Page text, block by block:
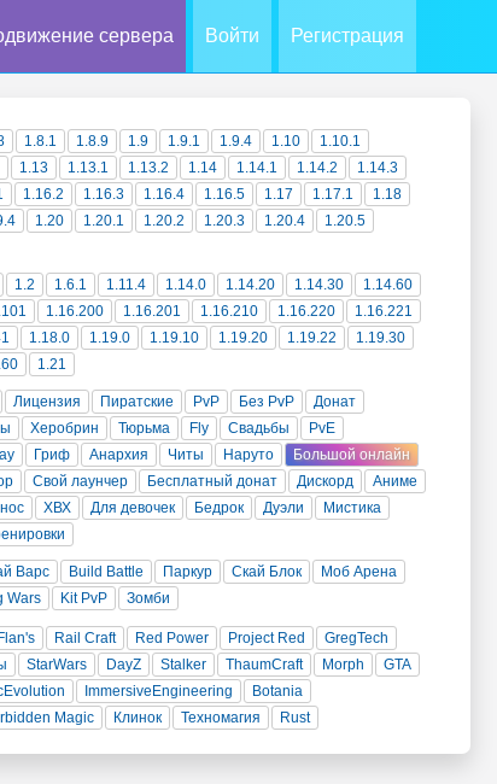
сервера Войти Регистрация
1.8.1 1.8.9 1.9 1.9.1 1.9.4 1.10
1.10.1
1.13 1.13.1 1.13.2 1.14 1.14.1 1.14.2
1.14.3
1.16.2 1.16.3 1.16.4 1.16.5 1.17 1.17.1
1.18
1.20 1.20.1 1.20.2 1.20.3 1.20.4
1.20.5
1.2 1.6.1 1.11.4 1.14.0 1.14.20 1.14.30
1.14.60
1.16.200 1.16.201 1.16.210 1.16.220
1.16.221
1.18.0 1.19.0 1.19.10 1.19.20 1.19.22
1.19.30
1.21
Лицензия Пиратские PvP Без PvP
Донат
Херобрин Тюрьма Fly Свадьбы
PvE
Гриф Анархия Читы Наруто
Большой онлайн
Свой лаунчер Бесплатный донат Дискорд
Аниме
ХВХ Для девочек Бедрок Дуэли
Мистика
Варс Build Battle Паркур Скай Блок
Моб Арена
Wars Kit PvP Зомби
Flan's Rail Craft Red Power Project Red
GregTech
StarWars DayZ Stalker ThaumCraft Morph
GTA
ImmersiveEngineering
Botania
Magic Клинок Техномагия Rust